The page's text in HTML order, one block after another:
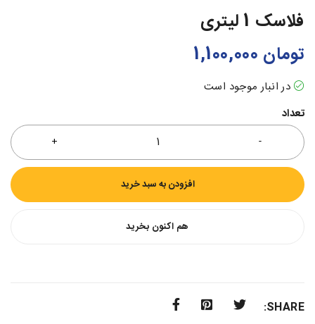
فلاسک 1 لیتری
تومان
در انبار موجود است
تعداد
افزودن به سبد خرید
هم اکنون بخرید
SHARE: